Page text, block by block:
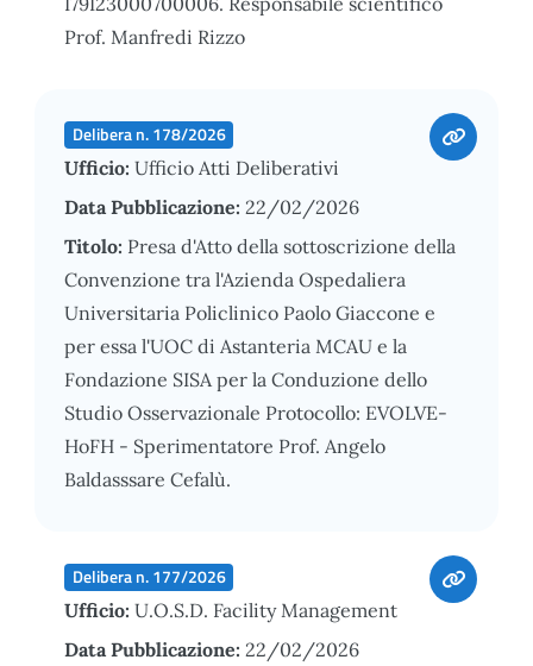
Prof. Manfredi Rizzo
Delibera n. 178/2026
Ufficio: Ufficio Atti Deliberativi
Data Pubblicazione: 22/02/2026
Titolo: Presa d'Atto della sottoscrizione della
Convenzione tra l'Azienda Ospedaliera
Universitaria Policlinico Paolo Giaccone e
per essa l'UOC di Astanteria MCAU e la
Fondazione SISA per la Conduzione dello
Studio Osservazionale Protocollo: EVOLVE-
HoFH - Sperimentatore Prof. Angelo
Baldasssare Cefalù.
Delibera n. 177/2026
Ufficio: U.O.S.D. Facility Management
Data Pubblicazione: 22/02/2026